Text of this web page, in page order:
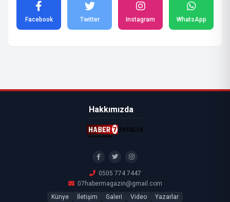
Facebook Twitter Instagram WhatsApp
Hakkımızda
0505 774 7447
07habermagazin@gmail.com
Künye
İletişim Galeri Video Yazarlar